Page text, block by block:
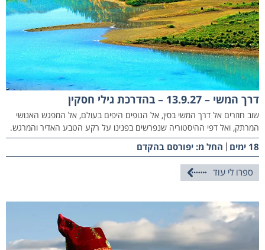
דרך המשי – 13.9.27 – בהדרכת גילי חסקין
שוב חוזרים אל דרך המשי בסין, אל הנופים היפים בעולם, אל המפגש האנושי
המרתק, ואל דפי ההיסטוריה שנפרשים בפנינו על רקע הטבע האדיר והמרגש.
18 ימים החל מ: יפורסם בהקדם
ספרו לי עוד